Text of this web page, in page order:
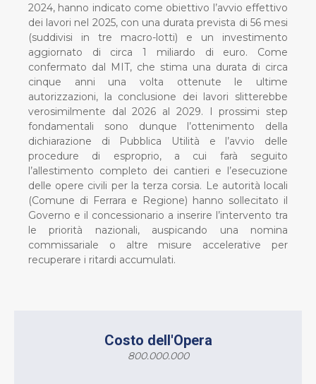
2024, hanno indicato come obiettivo l’avvio effettivo
dei lavori nel 2025, con una durata prevista di 56 mesi
(suddivisi in tre macro-lotti) e un investimento
aggiornato di circa 1 miliardo di euro. Come
confermato dal MIT, che stima una durata di circa
cinque anni una volta ottenute le ultime
autorizzazioni, la conclusione dei lavori slitterebbe
verosimilmente dal 2026 al 2029. I prossimi step
fondamentali sono dunque l’ottenimento della
dichiarazione di Pubblica Utilità e l’avvio delle
procedure di esproprio, a cui farà seguito
l’allestimento completo dei cantieri e l’esecuzione
delle opere civili per la terza corsia. Le autorità locali
(Comune di Ferrara e Regione) hanno sollecitato il
Governo e il concessionario a inserire l’intervento tra
le priorità nazionali, auspicando una nomina
commissariale o altre misure accelerative per
recuperare i ritardi accumulati.
Costo dell'Opera
800.000.000